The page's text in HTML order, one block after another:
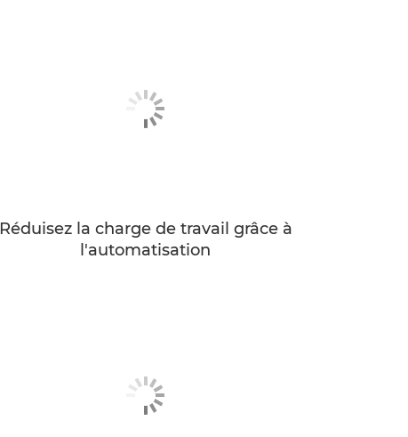
Réduisez la charge de travail grâce à
l'automatisation